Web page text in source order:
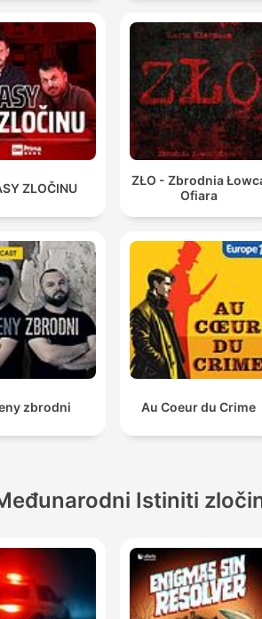
ZLOČINU
ZŁO - Zbrodnia
Ofiara
zbrodni Au Coeur du Crime
Istiniti